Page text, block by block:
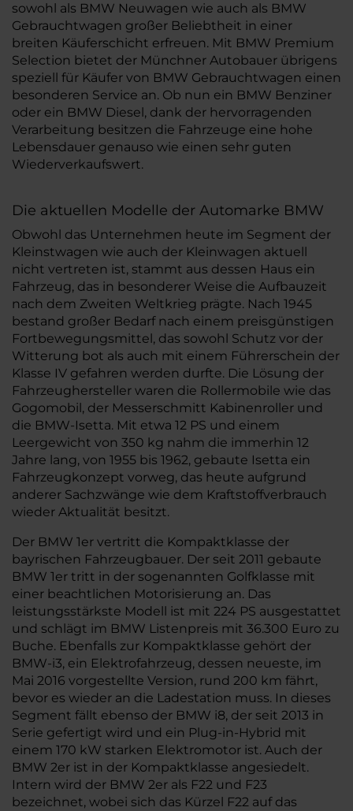
sowohl als BMW Neuwagen wie auch als BMW
Gebrauchtwagen großer Beliebtheit in einer
breiten Käuferschicht erfreuen. Mit BMW Premium
Selection bietet der Münchner Autobauer übrigens
speziell für Käufer von BMW Gebrauchtwagen einen
besonderen Service an. Ob nun ein BMW Benziner
oder ein BMW Diesel, dank der hervorragenden
Verarbeitung besitzen die Fahrzeuge eine hohe
Lebensdauer genauso wie einen sehr guten
Wiederverkaufswert.
Die aktuellen Modelle der Automarke BMW
Obwohl das Unternehmen heute im Segment der
Kleinstwagen wie auch der Kleinwagen aktuell
nicht vertreten ist, stammt aus dessen Haus ein
Fahrzeug, das in besonderer Weise die Aufbauzeit
nach dem Zweiten Weltkrieg prägte. Nach 1945
bestand großer Bedarf nach einem preisgünstigen
Fortbewegungsmittel, das sowohl Schutz vor der
Witterung bot als auch mit einem Führerschein der
Klasse IV gefahren werden durfte. Die Lösung der
Fahrzeughersteller waren die Rollermobile wie das
Gogomobil, der Messerschmitt Kabinenroller und
die BMW-Isetta. Mit etwa 12 PS und einem
Leergewicht von 350 kg nahm die immerhin 12
Jahre lang, von 1955 bis 1962, gebaute Isetta ein
Fahrzeugkonzept vorweg, das heute aufgrund
anderer Sachzwänge wie dem Kraftstoffverbrauch
wieder Aktualität besitzt.
Der BMW 1er vertritt die Kompaktklasse der
bayrischen Fahrzeugbauer. Der seit 2011 gebaute
BMW 1er tritt in der sogenannten Golfklasse mit
einer beachtlichen Motorisierung an. Das
leistungsstärkste Modell ist mit 224 PS ausgestattet
und schlägt im BMW Listenpreis mit 36.300 Euro zu
Buche. Ebenfalls zur Kompaktklasse gehört der
BMW-i3, ein Elektrofahrzeug, dessen neueste, im
Mai 2016 vorgestellte Version, rund 200 km fährt,
bevor es wieder an die Ladestation muss. In dieses
Segment fällt ebenso der BMW i8, der seit 2013 in
Serie gefertigt wird und ein Plug-in-Hybrid mit
einem 170 kW starken Elektromotor ist. Auch der
BMW 2er ist in der Kompaktklasse angesiedelt.
Intern wird der BMW 2er als F22 und F23
bezeichnet, wobei sich das Kürzel F22 auf das